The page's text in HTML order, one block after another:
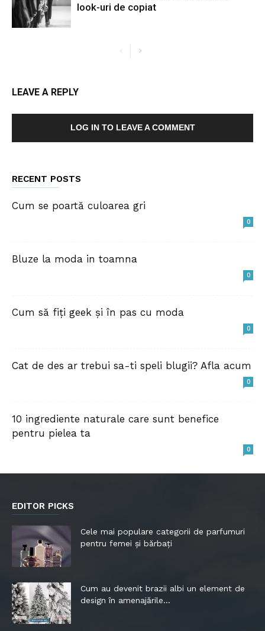
look-uri de copiat
LEAVE A REPLY
LOG IN TO LEAVE A COMMENT
RECENT POSTS
Cum se poartă culoarea gri
0
Bluze la moda in toamna
0
Cum să fiți geek și în pas cu moda
0
Cat de des ar trebui sa-ti speli blugii? Afla acum
0
10 ingrediente naturale care sunt benefice
pentru pielea ta
0
EDITOR PICKS
Cele mai populare categorii de parfumuri
pentru femei și bărbați
Cum au devenit brazii albi un element de
design în amenajările...